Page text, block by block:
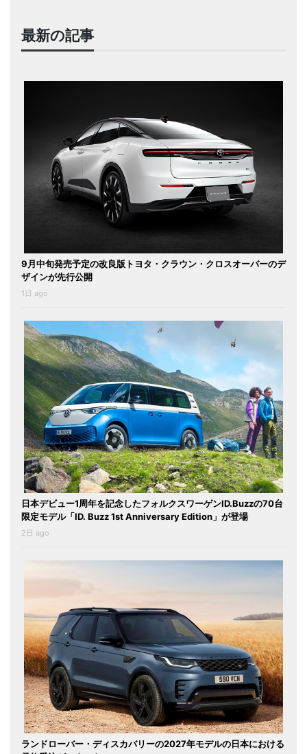
最新の記事
9月中旬発売予定の改良版トヨタ・クラウン・クロスオーバーのデ
ザインが先行公開
1日 ago
日本デビュー1周年を記念したフォルクスワーゲンID.Buzzの70台
限定モデル「ID. Buzz 1st Anniversary Edition」が登場
2日 ago
ランドローバー・ディスカバリーの2027年モデルの日本における